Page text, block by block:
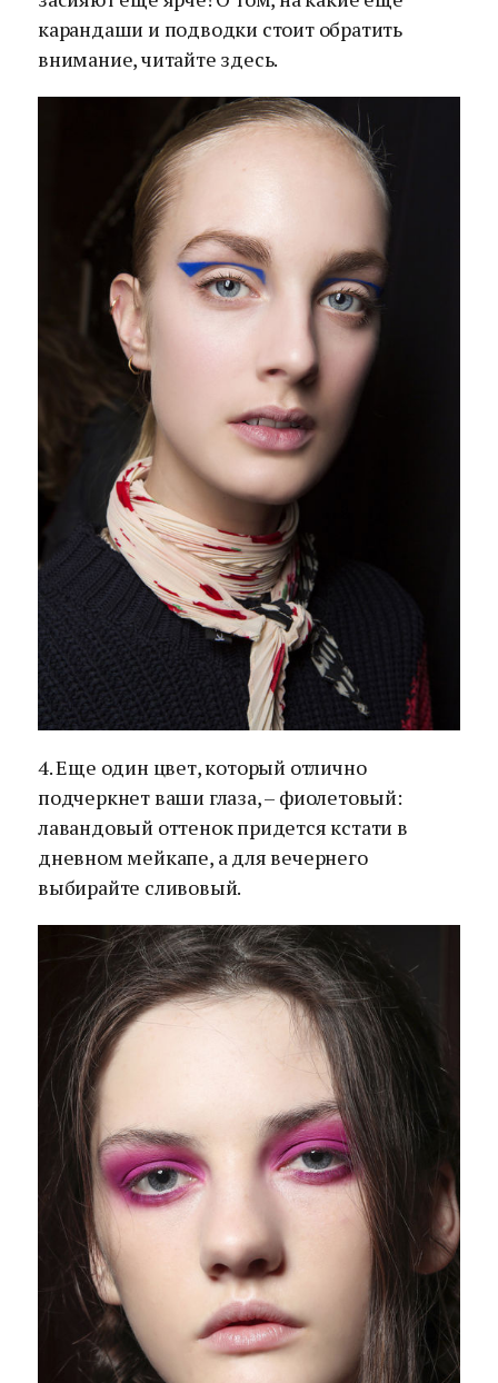
карандаши и подводки стоит обратить
внимание, читайте здесь.
4. Еще один цвет, который отлично
подчеркнет ваши глаза, – фиолетовый:
лавандовый оттенок придется кстати в
дневном мейкапе, а для вечернего
выбирайте сливовый.